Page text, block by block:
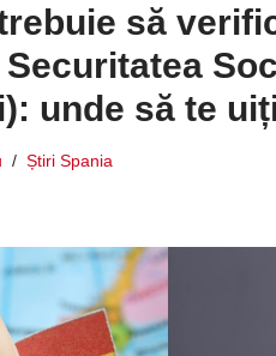
să
unde să te
Știri Spania